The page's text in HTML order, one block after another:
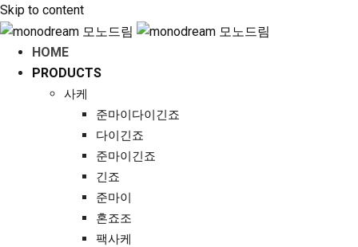
Skip to content
HOME
PRODUCTS
사케
준마이다이긴죠
다이긴죠
준마이긴죠
긴죠
준마이
혼죠조
팩사케